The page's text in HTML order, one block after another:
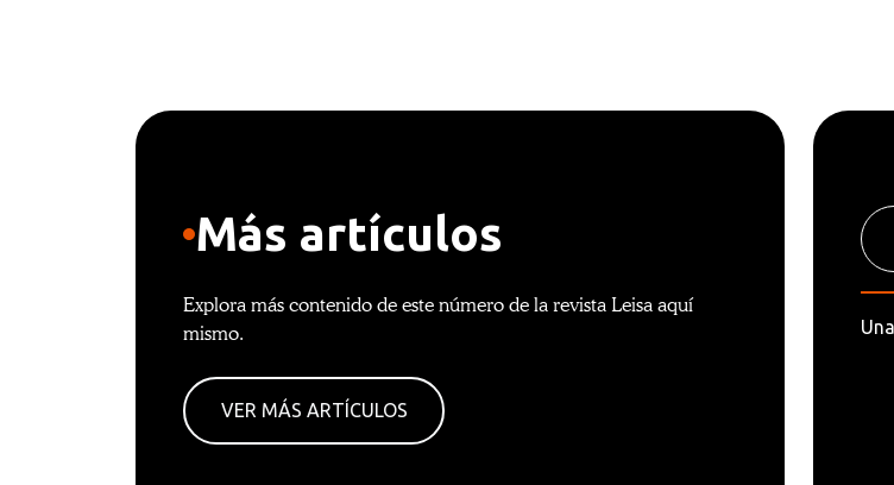
Más artículos
Explora más contenido de este número de la revista Leisa aquí
mismo.
VER MÁS ARTÍCULOS